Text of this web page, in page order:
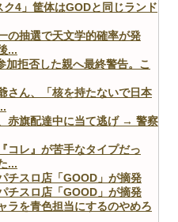
ク4」筐体はGODと同じランド
の抽選で天文学的確率が発
...
加拒否した親へ最終警告。こ
さん、「核を持たないで日本
赤旗配達中に当て逃げ → 警察
コレ』が苦手なタイプだっ
...
チスロ店「GOOD」が摘発
チスロ店「GOOD」が摘発
ラを青色担当にするのやめろ